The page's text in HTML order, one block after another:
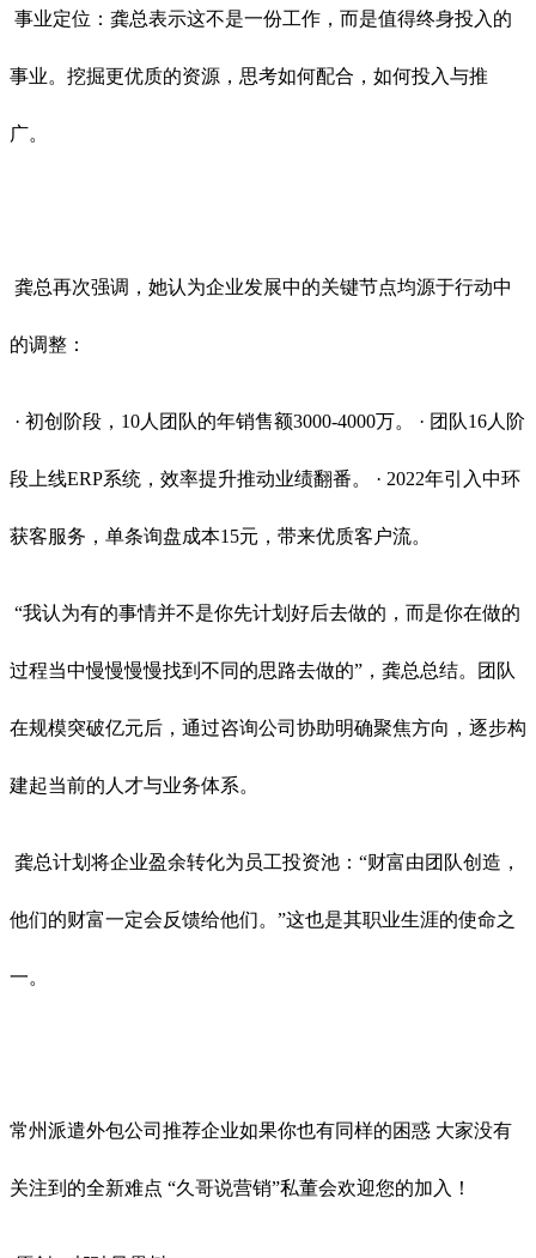
事业定位：龚总表示这不是一份工作，而是值得终身投入的
事业。挖掘更优质的资源，思考如何配合，如何投入与推
广。
龚总再次强调，她认为企业发展中的关键节点均源于行动中
的调整：
· 初创阶段，10人团队的年销售额3000-4000万。 · 团队16人阶
段上线ERP系统，效率提升推动业绩翻番。 · 2022年引入中环
获客服务，单条询盘成本15元，带来优质客户流。
“我认为有的事情并不是你先计划好后去做的，而是你在做的
过程当中慢慢慢慢找到不同的思路去做的”，龚总总结。团队
在规模突破亿元后，通过咨询公司协助明确聚焦方向，逐步构
建起当前的人才与业务体系。
龚总计划将企业盈余转化为员工投资池：“财富由团队创造，
他们的财富一定会反馈给他们。”这也是其职业生涯的使命之
一。
常州派遣外包公司推荐企业如果你也有同样的困惑 大家没有
关注到的全新难点 “久哥说营销”私董会欢迎您的加入！